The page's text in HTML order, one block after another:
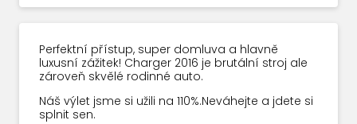
Perfektní přístup, super domluva a hlavně
luxusní zážitek! Charger 2016 je brutální stroj ale
zároveň skvělé rodinné auto.
Náš výlet jsme si užili na 110%.Neváhejte a jdete si
splnit sen.